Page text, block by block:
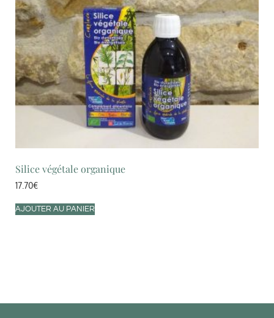
Silice végétale organique
17.70€
AJOUTER AU PANIER